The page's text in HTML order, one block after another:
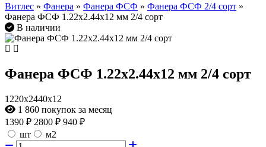
Витлес » Фанера » Фанера ФСФ » Фанера ФСФ 2/4 сорт »
Фанера ФСФ 1.22х2.44х12 мм 2/4 сорт
В наличии
Фанера ФСФ 1.22х2.44х12 мм 2/4 сорт
1220х2440х12
1 860 покупок за месяц
1390 ₽ 2800 ₽ 940 ₽
шт
м2